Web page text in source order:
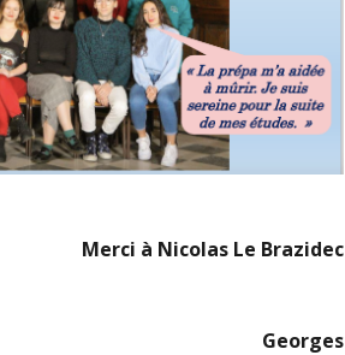
Merci à Nicolas Le Brazidec
Georges